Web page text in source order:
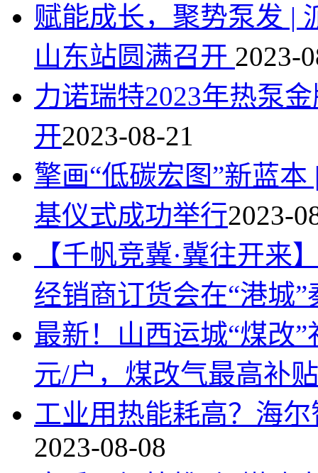
赋能成长，聚势泵发 |
山东站圆满召开 2023-
力诺瑞特2023年热泵
开2023-08-21
擎画“低碳宏图”新蓝
基仪式成功举行2023-
【千帆竞冀·冀往开来
经销商订货会在“港城
最新！山西运城“煤改
元/户，煤改气最高补
工业用热能耗高？海
2023-08-08